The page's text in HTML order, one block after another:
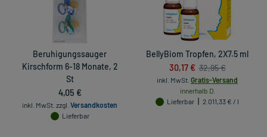
Beruhigungssauger
Kirschform 6-18 Monate, 2
St
4,05 €
inkl. MwSt. zzgl. Versandkosten
Lieferbar
BellyBiom Tropfen, 2X7.5 ml
30,17 € 32,95 €
inkl. MwSt. Gratis-Versand
innerhalb D.
Lieferbar
2.011,33 € / l